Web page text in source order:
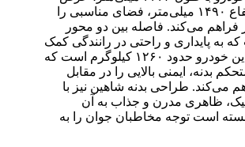
۱۷۷۱ میلی‌متر و ارتفاع ۱۴۹۰ میلی‌متر، فضای مناسبی را
فراهم می‌کند. فاصله بین دو محور
که به پایداری و راحتی در رانندگی کمک
می‌کند. وزن خالص این خودرو حدود ۱۲۶۰ کیلوگرم است که
بدنه، ایمنی بالایی را در مقابل
می‌کند. طراحی بدنه شاهین نیز با
ظاهری مدرن و جذاب به آن
است توجه مخاطبان جوان را به